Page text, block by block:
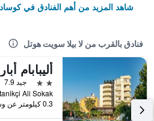
شاهد المزيد من أهم الفنادق في
فنادق بالقرب من لا بيلا سويت هوتل
2 نجمتين
جيد 7.9
0.3 كيلومتر عن وسط المدينة